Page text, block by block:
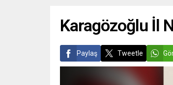
Karagözoğlu İl
Paylaş Tweetle